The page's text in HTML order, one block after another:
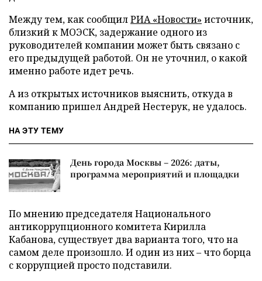
Между тем, как сообщилРИА «Новости» источник,
близкий к МОЭСК, задержание одного из
руководителей компании может быть связано с
его предыдущей работой. Он не уточнил, о какой
именно работе идет речь.
А из открытых источников выяснить, откуда в
компанию пришел Андрей Нестерук, не удалось.
НА ЭТУ ТЕМУ
День города Москвы – 2026: даты,
программа мероприятий и площадки
По мнению председателя Национального
антикоррупционного комитета Кирилла
Кабанова, существует два варианта того, что на
самом деле произошло. И один из них – что борца
с коррупцией просто подставили.